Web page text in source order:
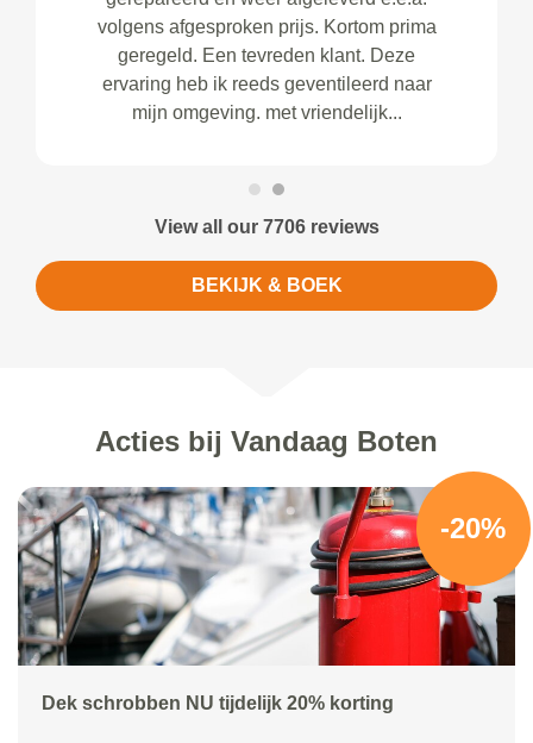
volgens afgesproken prijs. Kortom prima
geregeld. Een tevreden klant. Deze
ervaring heb ik reeds geventileerd naar
mijn omgeving. met vriendelijk...
View all our 7706 reviews
BEKIJK & BOEK
Acties bij Vandaag Boten
-20%
Dek schrobben NU tijdelijk 20% korting